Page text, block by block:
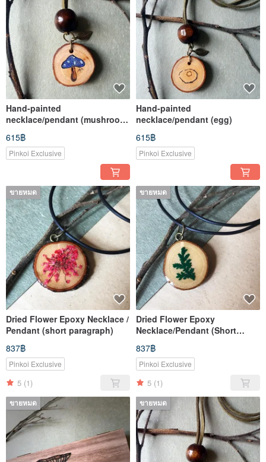
Hand-painted
necklace/pendant (mushroom-
blue)
615฿
Pinkoi Exclusive
Hand-painted
necklace/pendant (egg)
615฿
Pinkoi Exclusive
ขายหมด
Dried Flower Epoxy Necklace /
Pendant (short paragraph)
837฿
Pinkoi Exclusive
5 (1)
ขายหมด
Dried Flower Epoxy
Necklace/Pendant (Short
Style)
837฿
Pinkoi Exclusive
5 (1)
ขายหมด ขายหมด